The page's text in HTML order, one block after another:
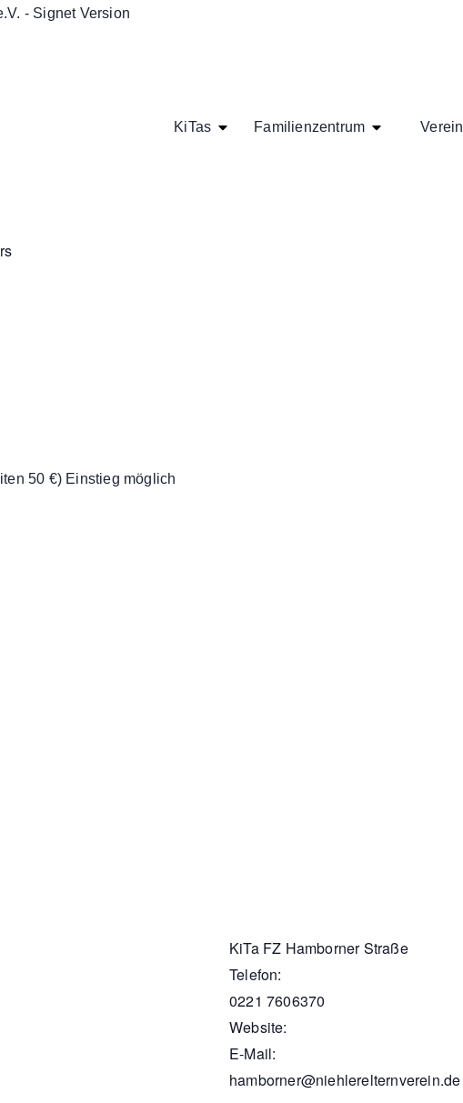
KiTas Familienzentrum Verein
50 €) Einstieg möglich
KiTa FZ Hamborner Straße
Telefon:
0221 7606370
Website:
E-Mail:
hamborner@niehlerelternverein.de